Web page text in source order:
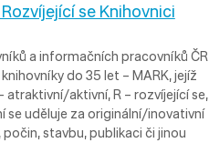
se Knihovnici
a informačních pracovníků ČR
do 35 let – MARK, jejíž
atraktivní/aktivní, R – rozvíjející se,
se uděluje za originální/inovativní
stavbu, publikaci či jinou